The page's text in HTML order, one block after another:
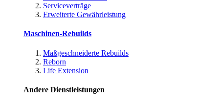
Serviceverträge
Erweiterte Gewährleistung
Maschinen-Rebuilds
Maßgeschneiderte Rebuilds
Reborn
Life Extension
Andere Dienstleistungen